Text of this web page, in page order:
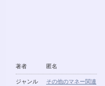
著者 匿名
ジャンル その他のマネー関連